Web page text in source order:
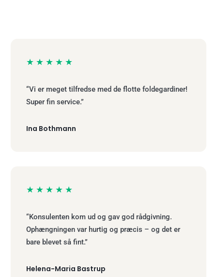
★★★★★
“Vi er meget tilfredse med de flotte foldegardiner!
Super fin service.”
Ina Bothmann
★★★★★
“Konsulenten kom ud og gav god rådgivning.
Ophængningen var hurtig og præcis – og det er
bare blevet så fint.”
Helena-Maria Bastrup